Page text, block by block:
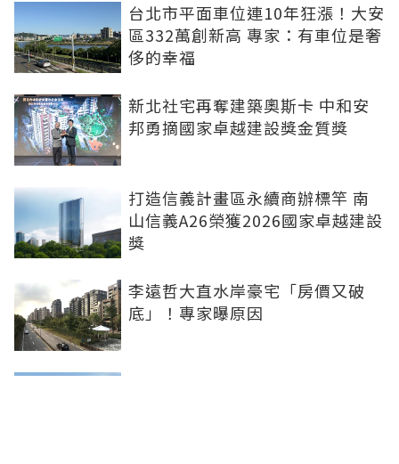
台北市平面車位連10年狂漲！大安
區332萬創新高 專家：有車位是奢
侈的幸福
新北社宅再奪建築奧斯卡 中和安
邦勇摘國家卓越建設獎金質獎
打造信義計畫區永續商辦標竿 南
山信義A26榮獲2026國家卓越建設
獎
李遠哲大直水岸豪宅「房價又破
底」！專家曝原因